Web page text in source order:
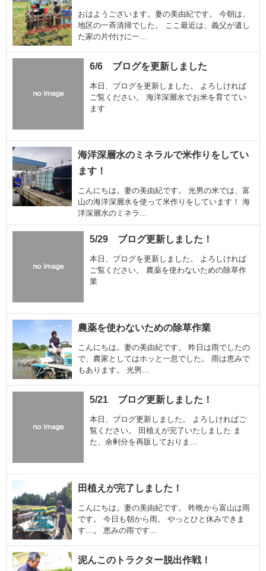
おはようございます。妻の美由紀です。 今朝は、
地区の一斉清掃でした。 ここ最近は、義父が遺し
た家の片付けに一...
6/6 ブログを更新しました
本日、ブログを更新しました。 よろしければ
ご覧ください。 海洋深層水でお米を育ててい
ます
海洋深層水のミネラルで米作りをしてい
ます！
こんにちは。妻の美由紀です。 光男の米では、富
山の海洋深層水を使って米作りをしています！ 海
洋深層水のミネラ...
5/29 ブログ更新しました！
本日、ブログを更新しました。 よろしければ
ご覧ください。 農薬を使わないための除草作
業
農薬を使わないための除草作業
こんにちは。妻の美由紀です。 昨日は雨でしたの
で、農家としてはホッと一息でした。 雨は恵みで
もあります。 光男...
5/21 ブログ更新しました！
本日、ブログ更新しました。 よろしければご
覧ください。 田植えが完了いたしました ま
た、余剰分を再販しておりま...
田植えが完了しました！
こんにちは。妻の美由紀です。 昨晩から富山は雨
です。 今日も朝から雨。 やっとひと休みできま
す…。 恵みの雨です...
泥んこのトラクター脱出作戦！